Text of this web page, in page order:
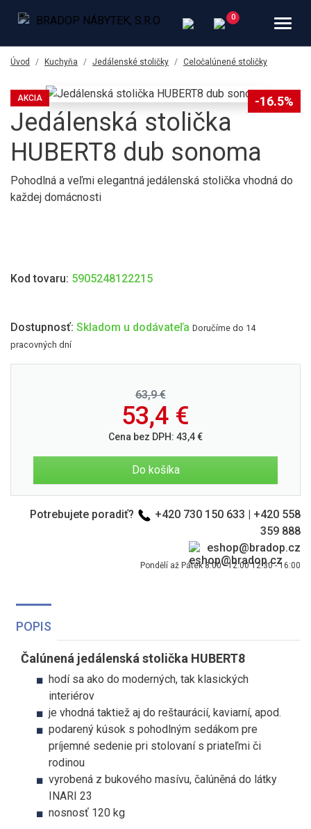
Úvod Kuchyňa Jedálenské stoličky Celočalúnené stoličky
AKCIA -16.5%
Jedálenská stolička
HUBERT8 dub sonoma
Pohodlná a veľmi elegantná jedálenská stolička vhodná do
každej domácnosti
Kod tovaru: 5905248122215
Dostupnosť: Skladom u dodávateľa Doručíme do 14
pracovných dní
63,9 €
53,4 €
Cena bez DPH: 43,4€
Do košíka
Potrebujete poradiť? +420 730 150 633
+420 558
359 888
eshop@bradop.cz
Pondělí až Pátek 8:00 - 12:00 12:30 - 16:00
POPIS
Čalúnená jedálenská stolička HUBERT8
hodí sa ako do moderných, tak klasických
interiérov
je vhodná taktiež aj do reštaurácií, kaviarní, apod.
podarený kúsok s pohodlným sedákom pre
príjemné sedenie pri stolovaní s priateľmi či
rodinou
vyrobená z bukového masívu, čalúněná do látky
INARI 23
nosnosť 120 kg